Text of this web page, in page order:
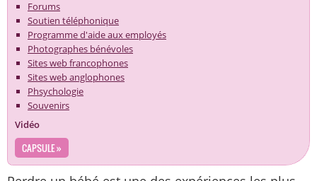
Forums
Soutien téléphonique
Programme d'aide aux employés
Photographes bénévoles
Sites web francophones
Sites web anglophones
Phsychologie
Souvenirs
Vidéo
CAPSULE »